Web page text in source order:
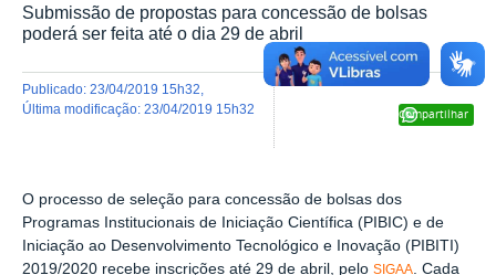
Submissão de propostas para concessão de bolsas
poderá ser feita até o dia 29 de abril
Compartilhar
publicado: 23/04/2019 15h32
última modificação: 23/04/2019 15h32
O processo de seleção para concessão de bolsas dos
Programas Institucionais de Iniciação Científica (PIBIC) e de
Iniciação ao Desenvolvimento Tecnológico e Inovação (PIBITI)
2019/2020 recebe inscrições até 29 de abril, pelo SIGAA . Cada